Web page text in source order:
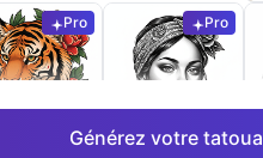
Pro Pro
Générez votre